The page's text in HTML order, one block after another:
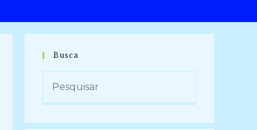
Busca